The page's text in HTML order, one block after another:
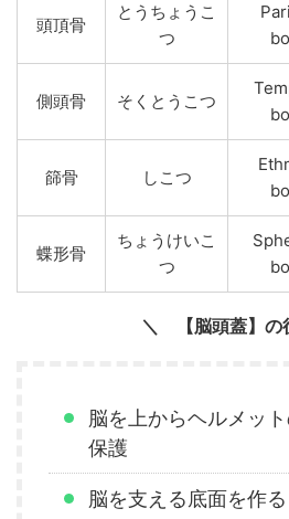
頭頂骨
とうちょうこ
つ
側頭骨 そくとうこつ
篩骨 しこつ
蝶形骨
ちょうけいこ
つ
【脳頭蓋】の
脳を上からヘルメッ
保護
脳を支える底面を作る